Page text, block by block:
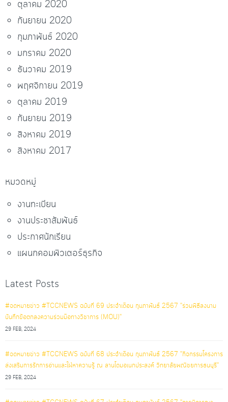
ตุลาคม 2020
กันยายน 2020
กุมภาพันธ์ 2020
มกราคม 2020
ธันวาคม 2019
พฤศจิกายน 2019
ตุลาคม 2019
กันยายน 2019
สิงหาคม 2019
สิงหาคม 2017
หมวดหมู่
งานทะเบียน
งานประชาสัมพันธ์
ประกาศนักเรียน
แผนกคอมพิวเตอร์ธุรกิจ
Latest Posts
#จดหมายข่าว #TCCNEWS ฉบับที่ 69 ประจำเดือน กุมภาพันธ์ 2567 "ร่วมพิธีลงนาม
บันทึกข้อตกลงความร่วมมือทางวิชาการ (MOU)"
29 FEB, 2024
#จดหมายข่าว #TCCNEWS ฉบับที่ 68 ประจำเดือน กุมภาพันธ์ 2567 "กิจกรรมโครงการ
ส่งเสริมการรักการอ่านและใฝ่หาความรู้ ณ ลานโดมอเนกประสงค์ วิทยาลัยพณิชยการธนบุรี"
29 FEB, 2024